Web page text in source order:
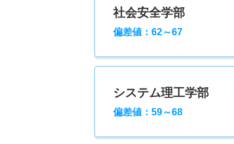
社会安全学部
偏差値：62～67
システム理工学部
偏差値：59～68